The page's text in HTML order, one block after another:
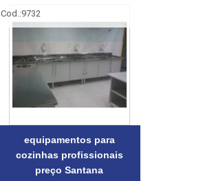
Cod.:9732
equipamentos para
cozinhas profissionais
preço Santana